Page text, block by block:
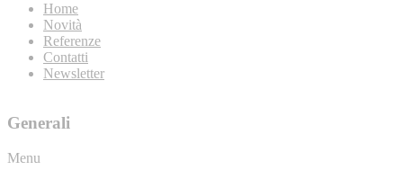
Home
Novità
Referenze
Contatti
Newsletter
Generali
Menu